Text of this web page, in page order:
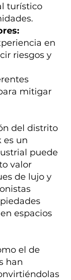
turístico
en
riesgos y
mitigar
del distrito
es un
puede
valor
de lujo y
espacios
el de
han